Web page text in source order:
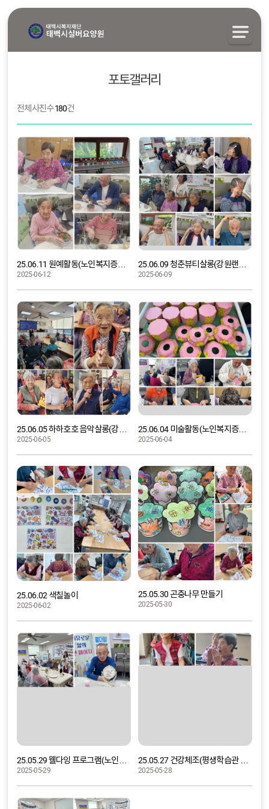
포토갤러리
전체 사진수180건
25.06.11 원예활동(노인복지증진사업-여유로운 삶의 한 페이지)
2025-06-12
25.06.09 청춘뷰티살롱(강원랜드 사회공헌재단 복지현장지원사업-다시,꽃피다)
2025-06-09
25.06.05 하하호호 음악살롱(강원랜드 사회공헌재단 복지현장지원사업-다시,꽃피다)
2025-06-05
25.06.04 미술활동(노인복지증진사업-여유로운 삶의 한 페이지)
2025-06-04
25.06.02 색칠놀이
2025-06-02
25.05.30 곤충나무 만들기
2025-05-30
25.05.29 웰다잉 프로그램(노인복지증진사업-여유로운 삶의 한 페이지)
2025-05-29
25.05.27 건강체조(평생학습관 맞춤형 프로그램)
2025-05-28